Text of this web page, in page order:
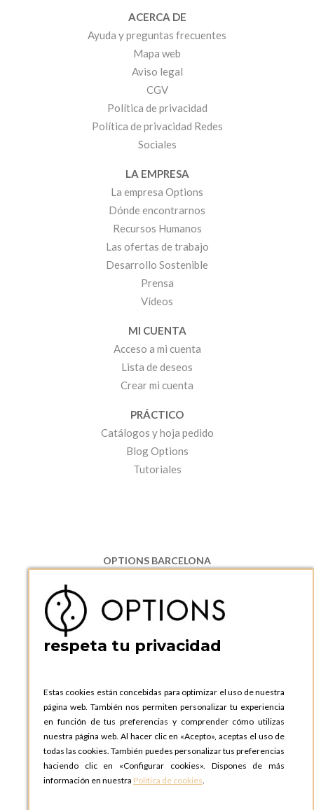
ACERCA DE
Ayuda y preguntas frecuentes
Mapa web
Aviso legal
CGV
Política de privacidad
Política de privacidad Redes
Sociales
LA EMPRESA
La empresa Options
Dónde encontrarnos
Recursos Humanos
Las ofertas de trabajo
Desarrollo Sostenible
Prensa
Vídeos
MI CUENTA
Acceso a mi cuenta
Lista de deseos
Crear mi cuenta
PRÁCTICO
Catálogos y hoja pedido
Blog Options
Tutoriales
OPTIONS BARCELONA
08130 Santa Perpetua de Moguda, Barcelona
ESPAñA
Teléfono:
+34 935 724 041
OPTIONS BARCELONA SHOWROOM
ESPAñA
Teléfono:+34 935 724 041
OPTIONS MADRID
C. Lucio Emilio Cándido, 6,
28803 Alcalá de Henares, Madrid
ESPAñA
respeta tu privacidad
Estas cookies están concebidas para optimizar el uso de nuestra
página web. También nos permiten personalizar tu experiencia
en función de tus preferencias y comprender cómo utilizas
nuestra página web. Al hacer clic en «Acepto», aceptas el uso de
todas las cookies. También puedes personalizar tus preferencias
haciendo clic en «Configurar cookies». Dispones de más
información en nuestra Política de cookies.